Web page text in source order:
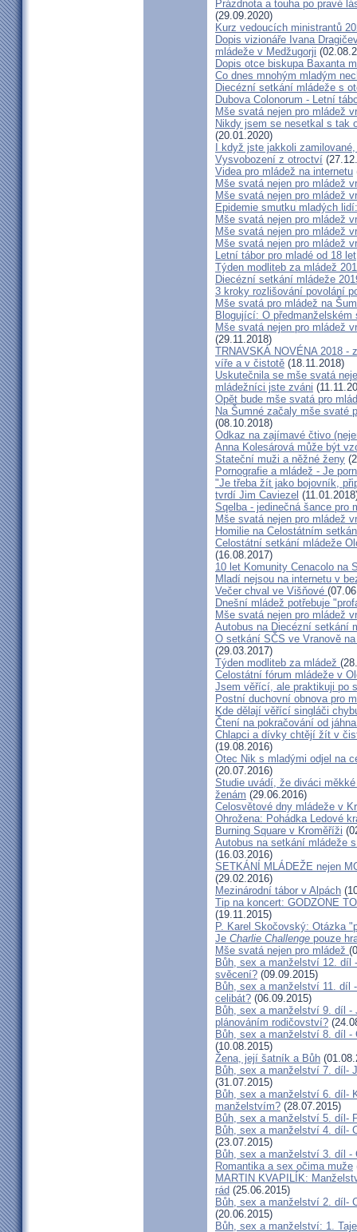
Prázdnota a touha po pravé
(29.09.2020)
Kurz vedoucích ministrantů
Dopis vizionáře Ivana
mládeže v Medžugorji
Dopis otce biskupa Baxanta
Co dnes mnohým mladým
Diecézní setkání mládeže s
Dubova Colonorum - Letní
Mše svatá nejen pro mládež
Nikdy jsem se nesetkal s tak
(20.01.2020)
I když jste jakkoli
Vysvobození z otroctví
Videa pro mládež na internetu
Mše svatá nejen pro mládež
Mše svatá nejen pro mládež
Epidemie smutku mladých
Mše svatá nejen pro mládež
Mše svatá nejen pro mládež
Mše svatá nejen pro mládež
Letní tábor pro mladé od 18 let
Týden modliteb za mládež
Diecézní setkání mládeže
3 kroky rozlišování povolání
Mše svatá pro mládež na
Blogující: O předmanželském
Mše svatá nejen pro mládež
(29.11.2018)
TRNAVSKÁ NOVÉNA 2018 -
víře a v čistotě (18.11.2018)
Uskutečnila se mše svatá
mládežníci jste zváni
Opět bude mše svatá pro
Na Šumné začaly mše svaté
(08.10.2018)
Odkaz na zajímavé čtivo
Anna Kolesárová může být
Stateční muži a něžné ženy
Pornografie a mládež - Je
"Je třeba žít jako bojovník,
tvrdí Jim Caviezel
Sqelba - jedinečná šance pro
Mše svatá nejen pro mládež
Homilie na Celostátním
Celostátní setkání mládeže
(16.08.2017)
10 let Komunity Cenacolo na
Mladí nejsou na internetu v
Večer chval ve Višňové
Dnešní mládež potřebuje
Mše svatá nejen pro mládež
Autobus na Diecézní setkání
O setkání SČS ve Vranově
(29.03.2017)
Týden modliteb za mládež
Celostátní fórum mládeže v
Jsem věřící, ale praktikuji po
Postní duchovní obnova pro
Kde dělají věřící singláči
Čtení na pokračování od
Chlapci a dívky chtějí žít v
(19.08.2016)
Otec Nik s mladými odjel na
(20.07.2016)
Studie uvádí, že diváci
ženám (29.06.2016)
Celosvětové dny mládeže v
Ohrožena: Pohádka Ledové
Burning Square v Kroměříži
Autobus na setkání mládeže
(16.03.2016)
SETKÁNÍ MLÁDEŽE nejen
(29.02.2016)
Mezinárodní tábor v Alpách
Tip na koncert: GODZONE
(19.11.2015)
P. Karel Skočovský: Otázka
Je Charlie Challenge pouze
Mše svatá nejen pro mládež
Bůh, sex a manželství 12. díl
svěcení? (09.09.2015)
Bůh, sex a manželství 11. díl
celibát? (06.09.2015)
Bůh, sex a manželství 9. díl -
plánováním rodičovství?
Bůh, sex a manželství 8. díl -
(10.08.2015)
Žena, její šatník a Bůh
Bůh, sex a manželství 7. díl-
(31.07.2015)
Bůh, sex a manželství 6. díl-
manželstvím? (28.07.2015)
Bůh, sex a manželství 5. díl-
Bůh, sex a manželství 4. díl-
(23.07.2015)
Bůh, sex a manželství 3. díl
Romantika a sex očima muže
MARTIN KVAPILÍK:
rád (25.06.2015)
Bůh, sex a manželství 2. díl-
(20.06.2015)
Bůh, sex a manželství: 1.